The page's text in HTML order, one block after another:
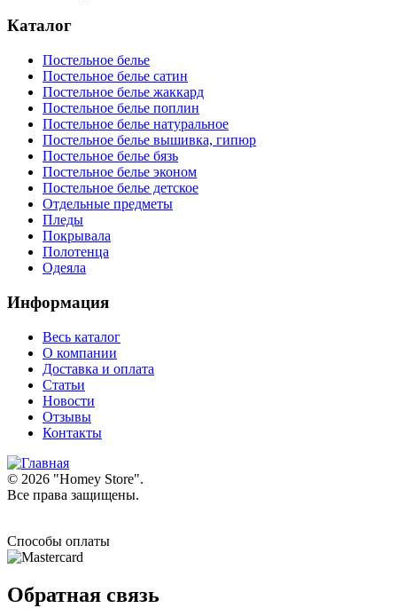
Каталог
Постельное белье
Постельное белье сатин
Постельное белье жаккард
Постельное белье поплин
Постельное белье натуральное
Постельное белье вышивка, гипюр
Постельное белье бязь
Постельное белье эконом
Постельное белье детское
Отдельные предметы
Пледы
Покрывала
Полотенца
Одеяла
Информация
Весь каталог
О компании
Доставка и оплата
Статьи
Новости
Отзывы
Контакты
© 2026 "Homey Store".
Все права защищены.
Способы оплаты
Обратная связь